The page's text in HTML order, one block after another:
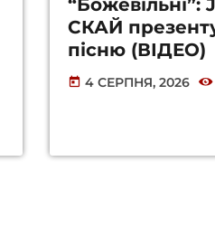
“Божевільні”:
СКАЙ
пісню (ВІДЕО)
today 4 СЕРПНЯ, 2026